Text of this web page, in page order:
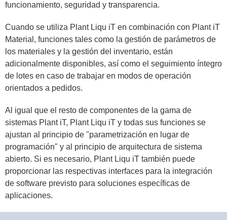
de
ProLeiT
funcionamiento, seguridad y transparencia.
Cuando se utiliza Plant Liqu iT en combinación con Plant iT
Material, funciones tales como la gestión de parámetros de
los materiales y la gestión del inventario, están
adicionalmente disponibles, así como el seguimiento íntegro
de lotes en caso de trabajar en modos de operación
orientados a pedidos.
Al igual que el resto de componentes de la gama de
sistemas Plant iT, Plant Liqu iT y todas sus funciones se
ajustan al principio de "parametrización en lugar de
programación" y al principio de arquitectura de sistema
abierto. Si es necesario, Plant Liqu iT también puede
proporcionar las respectivas interfaces para la integración
de software previsto para soluciones específicas de
aplicaciones.